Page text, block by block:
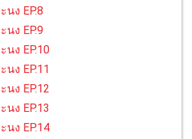
นง EP.8
นง EP.9
นง EP.10
นง EP.11
นง EP.12
นง EP.13
นง EP.14